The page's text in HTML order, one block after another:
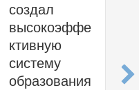
создал
высокоэффе
ктивную
систему
образования